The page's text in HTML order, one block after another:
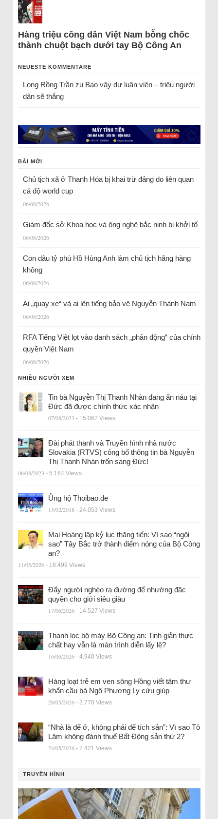
Hàng triệu công dân Việt Nam bỗng chốc
thành chuột bạch dưới tay Bộ Công An
NEUESTE KOMMENTARE
Long Rồng Trầnzu Bao vây dư luận viên – triệu người
dân sẽ thắng
BÀI MỚI
Chủ tịch xã ở Thanh Hóa bị khai trừ đảng do liên quan
cá độ world cup
06/08/2026
Giám đốc sở Khoa học và ông nghệ bắc ninh bị khởi tố
06/08/2026
Con dâu tỷ phú Hồ Hùng Anh làm chủ tịch hãng hàng
không
06/08/2026
Ai „quay xe“ và ai lên tiếng bảo vệ Nguyễn Thành Nam
06/08/2026
RFA Tiếng Việt lọt vào danh sách „phản động“ của chính
quyền Việt Nam
06/08/2026
NHIỀU NGƯỜI XEM
Tin bà Nguyễn Thị Thanh Nhàn đang ẩn náu tại
Đức đã được chính thức xác nhận
07/08/2023 - 15.062 Views
Đài phát thanh và Truyền hình nhà nước
Slovakia (RTVS) công bố thông tin bà Nguyễn
Thị Thanh Nhàn trốn sang Đức!
06/08/2023 - 5.164 Views
Ủng hộ Thoibao.de
15/02/2018 - 24.053 Views
Mai Hoàng lập kỷ lục thăng tiến: Vì sao “ngôi
sao” Tây Bắc trở thành điểm nóng của Bộ Công
an?
11/05/2026 - 18.499 Views
Đẩy người nghèo ra đường để nhường đặc
quyền cho giới siêu giàu
17/06/2026 - 14.527 Views
Thanh lọc bộ máy Bộ Công an: Tinh giản thực
chất hay vẫn là màn trình diễn lấy lệ?
16/06/2026 - 4.940 Views
Hàng loạt trẻ em ven sông Hồng viết tâm thư
khẩn cầu bà Ngô Phương Ly cứu giúp
28/05/2026 - 3.770 Views
“Nhà là để ở, không phải để tích sản”: Vì sao Tô
Lâm không đánh thuế Bất Động sản thứ 2?
24/05/2026 - 2.421 Views
TRUYỀN HÌNH